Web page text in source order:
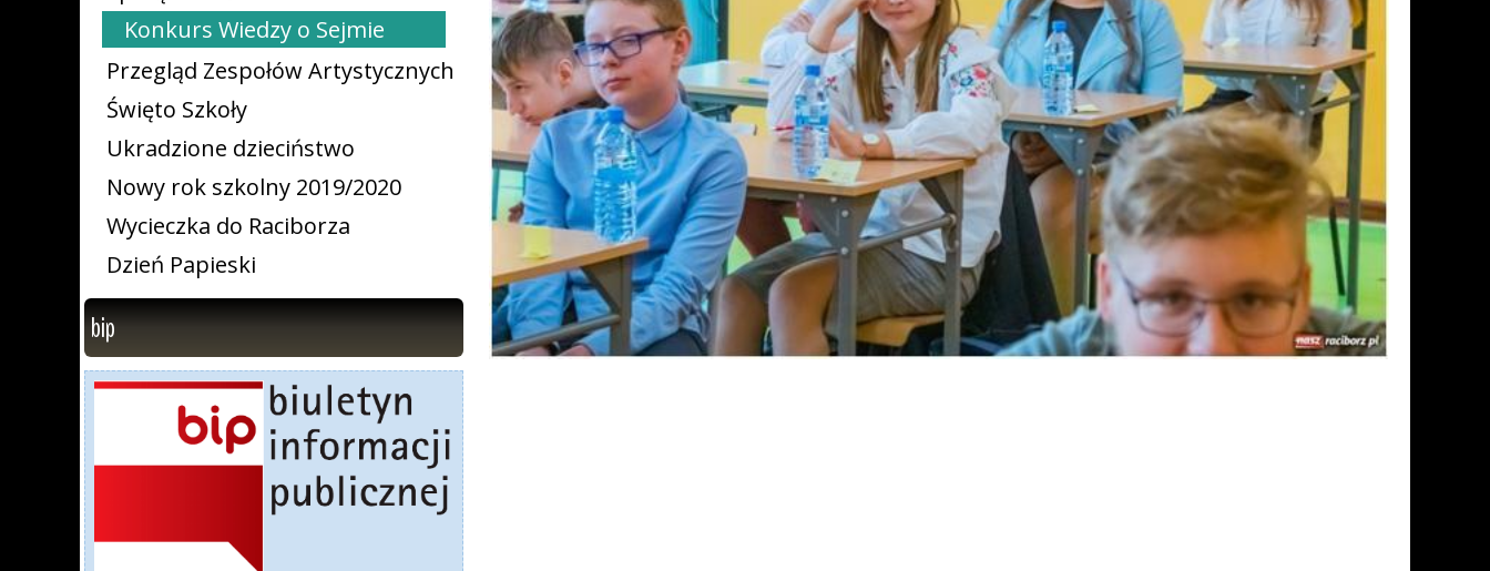
Konkurs Wiedzy o Sejmie
Przegląd Zespołów Artystycznych
Święto Szkoły
Ukradzione dzieciństwo
Nowy rok szkolny 2019/2020
Wycieczka do Raciborza
Dzień Papieski
bip